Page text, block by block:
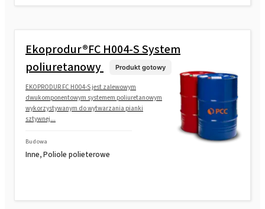
Ekoprodur®FC H004-S System
poliuretanowy
Produkt gotowy
EKOPRODUR FC H004-S jest zalewowym
dwukomponentowym systemem poliuretanowym
wykorzystywanym do wytwarzania pianki
sztywnej...
Budowa
Inne, Poliole polieterowe